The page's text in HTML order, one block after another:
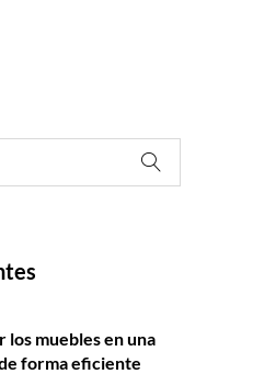
muebles en una
forma eficiente